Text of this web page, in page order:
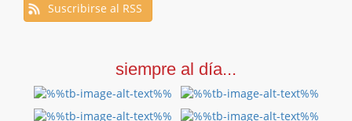
Suscribirse al RSS
siempre al día...